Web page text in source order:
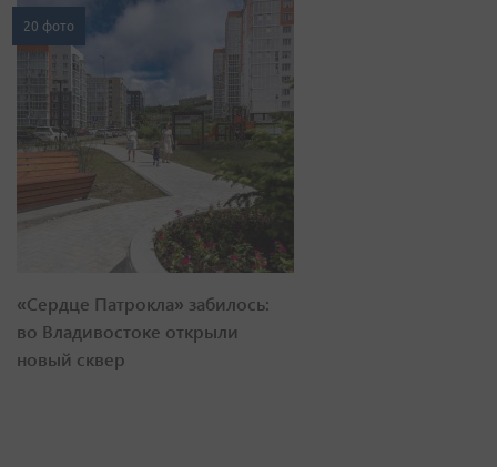
20 фото
«Сердце Патрокла» забилось:
во Владивостоке открыли
новый сквер